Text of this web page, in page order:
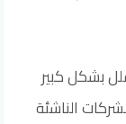
بشكل كبير
الناشئة